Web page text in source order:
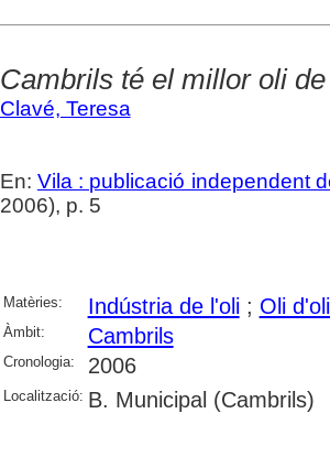
Cambrils té el millor oli
Clavé, Teresa
En: Vila : publicació independent
2006), p. 5
Matèries: Indústria de l'oli; Oli
Àmbit: Cambrils
Cronologia: 2006
Localització: B. Municipal (Cambrils)